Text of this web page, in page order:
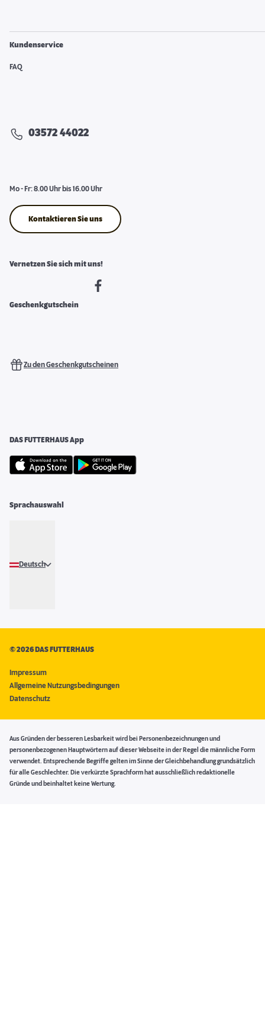
Kundenservice
FAQ
03572 44022
Mo - Fr: 8.00 Uhr bis 16.00 Uhr
Kontaktieren Sie uns
Vernetzen Sie sich mit uns!
Geschenkgutschein
Zu den Geschenkgutscheinen
DAS FUTTERHAUS App
Sprachauswahl
Deutsch
©2026 DAS FUTTERHAUS
Impressum
Allgemeine Nutzungsbedingungen
Datenschutz
Aus Gründen der besseren Lesbarkeit wird bei Personenbezeichnungen und
personenbezogenen Hauptwörtern auf dieser Webseite in der Regel die männliche Form
verwendet. Entsprechende Begriffe gelten im Sinne der Gleichbehandlung grundsätzlich
für alle Geschlechter. Die verkürzte Sprachform hat ausschließlich redaktionelle
Gründe und beinhaltet keine Wertung.